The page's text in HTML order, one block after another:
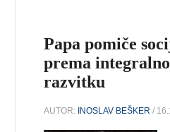
Papa pomiče
prema
razvitku
AUTOR: INOSLAV BEŠKER /